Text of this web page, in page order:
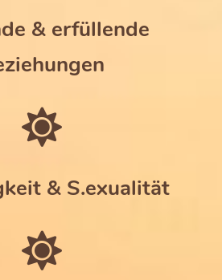
& erfüllende
& S.exualität